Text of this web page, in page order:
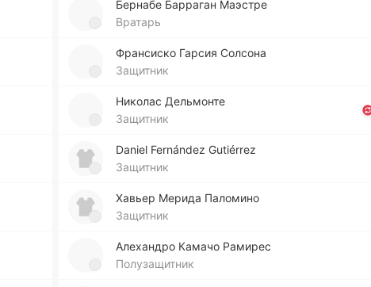
Бе­рна­бе Ба­рра­ган Маэ­стре
Вратарь
Фра­нси­ско Гарсия Со­лсо­на
Защитник
Ни­ко­лас Де­льмо­нте
Защитник
Daniel Fernández Gutiérrez
Защитник
Хавьер Мерида Па­ло­ми­но
Защитник
Але­ха­ндро Камачо Ра­ми­рес
Полузащитник